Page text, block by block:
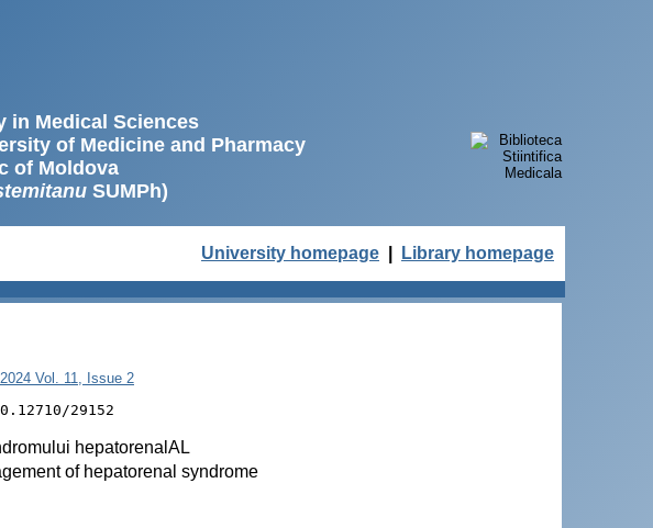
in Medical Sciences
of Medicine and Pharmacy
of Moldova
SUMPh)
University homepage Library homepage
Vol. 11, Issue 2
29152
hepatorenalAL
of hepatorenal syndrome